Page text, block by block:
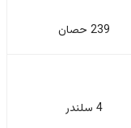
239 حصان
4 سلندر